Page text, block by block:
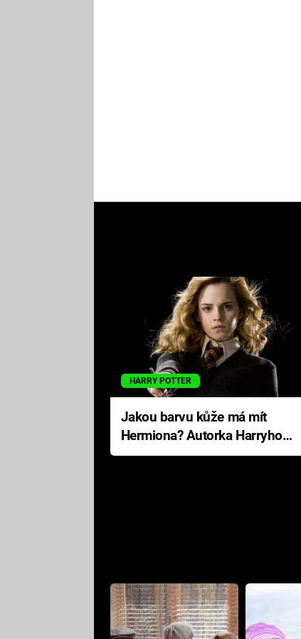
HARRY POTTER
Jakou barvu kůže má mít
Hermiona? Autorka Harryho
Pottera přišla s ráznou